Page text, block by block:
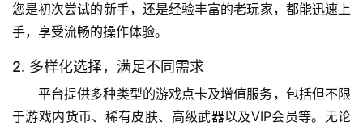
您是初次尝试的新手，还是经验丰富的老玩家，都能迅速上
手，享受流畅的操作体验。
2. 多样化选择，满足不同需求
平台提供多种类型的游戏点卡及增值服务，包括但不限
于游戏内货币、稀有皮肤、高级武器以及VIP会员等。无论